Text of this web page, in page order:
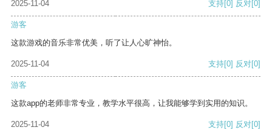
2025-11-04
支持[0] 反对[0]
游客
这款游戏的音乐非常优美，听了让人心旷神怡。
2025-11-04 支持[0] 反对[0]
游客
这款app的老师非常专业，教学水平很高，让我能够学到实用的知识。
2025-11-04 支持[0] 反对[0]